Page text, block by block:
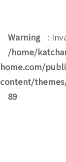
Warning
:
/home/
home.com/
content/
89